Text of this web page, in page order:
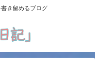
き留めるブログ